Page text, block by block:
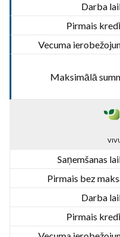
Darba
Pirmais
Vecuma
Maksimālā
Saņemšanas
Pirmais bez
Darba
Pirmais